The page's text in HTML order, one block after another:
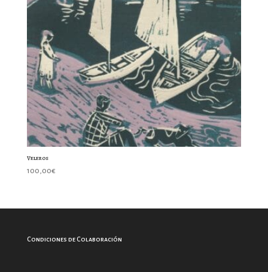
Veleros
100,00€
Condiciones de Colaboración